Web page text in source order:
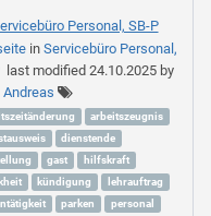
Personal, SB-P
in Servicebüro Personal,
last modified 24.10.2025by
Andreas
arbeitszeugnis
dienstende
gast
hilfskraft
kündigung
lehrauftrag
parken
personal